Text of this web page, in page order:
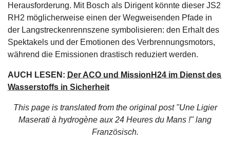
Herausforderung. Mit Bosch als Dirigent könnte dieser JS2
RH2 möglicherweise einen der Wegweisenden Pfade in
der Langstreckenrennszene symbolisieren: den Erhalt des
Spektakels und der Emotionen des Verbrennungsmotors,
während die Emissionen drastisch reduziert werden.
AUCH LESEN: Der ACO und MissionH24 im Dienst des
Wasserstoffs in Sicherheit
This page is translated from the original post "Une Ligier
Maserati à hydrogène aux 24 Heures du Mans !"lang
Französisch.